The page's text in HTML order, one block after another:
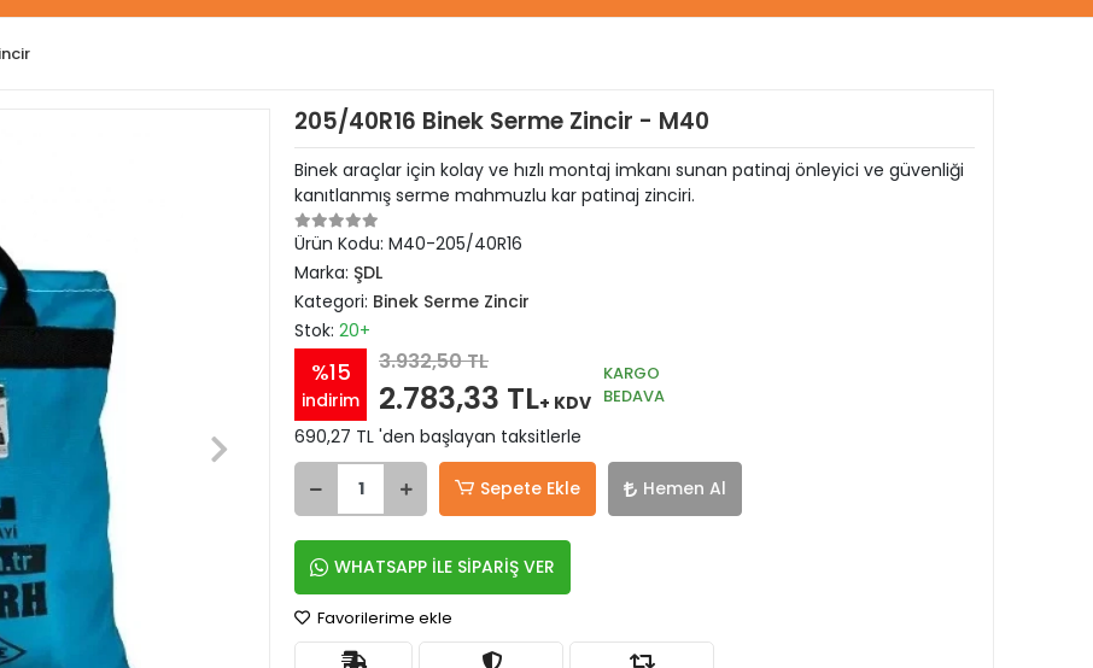
205/40R16 Binek Serme Zincir - M40
Binek araçlar için kolay ve hızlı montaj imkanı sunan patinaj önleyici ve güvenliği
kanıtlanmış serme mahmuzlu kar patinaj zinciri.
Ürün Kodu: M40-205/40R16
Marka: ŞDL
Kategori: Binek Serme Zincir
Stok: 20+
%15
indirim
3.932,50 TL
2.783,33 TL+ KDV
KARGO
BEDAVA
690,27 TL 'den başlayan taksitlerle
Sepete Ekle Hemen Al
WHATSAPP İLE SİPARİŞ VER
Favorilerime ekle